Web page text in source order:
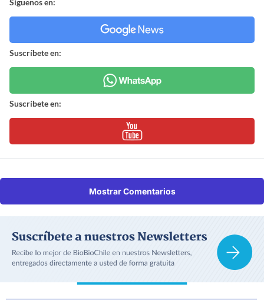
Síguenos en:
Suscríbete en:
Suscríbete en:
Mostrar Comentarios